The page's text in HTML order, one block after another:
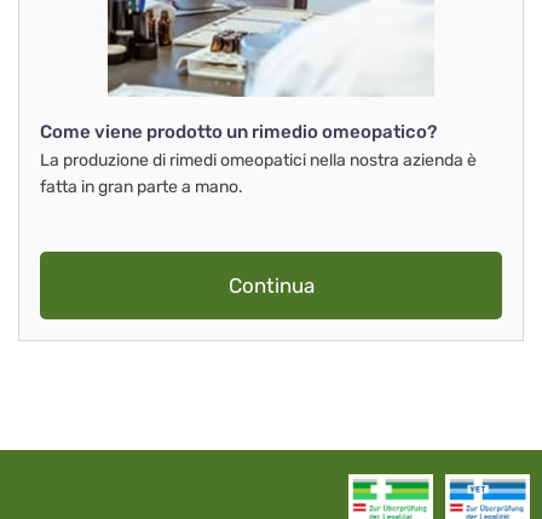
Come viene prodotto un rimedio omeopatico?
La produzione di rimedi omeopatici nella nostra azienda è
fatta in gran parte a mano.
Continua